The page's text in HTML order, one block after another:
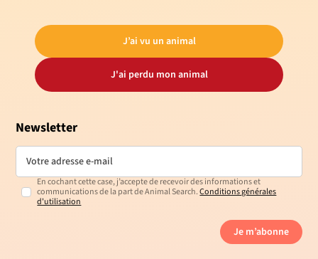
J’ai vu un animal
J'ai perdu mon animal
Newsletter
En cochant cette case, j’accepte de recevoir des informations et
communications de la part de Animal Search.Conditions générales
d'utilisation
Je m’abonne